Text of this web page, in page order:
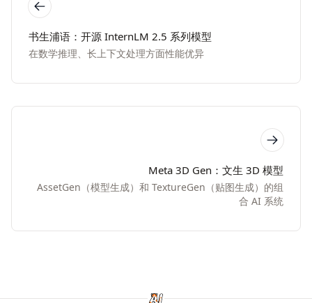
书生浦语：开源 InternLM 2.5 系列模型
在数学推理、长上下文处理方面性能优异
Meta 3D Gen：文生 3D 模型
AssetGen（模型生成）和 TextureGen（贴图生成）的组
合 AI 系统